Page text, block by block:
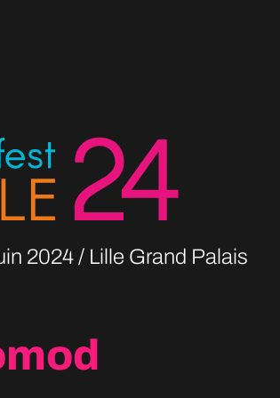
2024 Lille Grand Palais